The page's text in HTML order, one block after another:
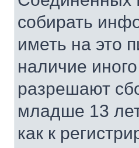
собирать
иметь на это
наличие
разрешают
младше 13
как к